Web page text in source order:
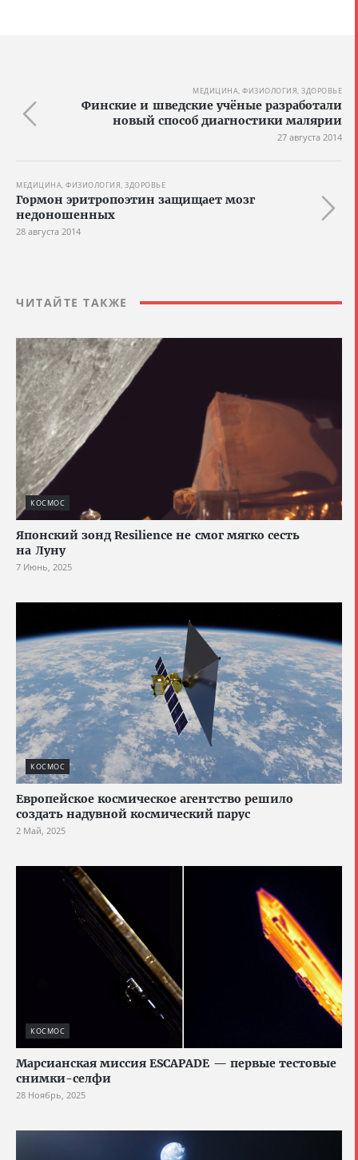
МЕДИЦИНА, ФИЗИОЛОГИЯ, ЗДОРОВЬЕ
Финские и шведские учёные разработали
новый способ диагностики малярии
27 августа 2014
МЕДИЦИНА, ФИЗИОЛОГИЯ, ЗДОРОВЬЕ
Гормон эритропоэтин защищает мозг
недоношенных
28 августа 2014
ЧИТАЙТЕ ТАКЖЕ
КОСМОС
Японский зонд Resilience не смог мягко сесть
на Луну
7 Июнь, 2025
КОСМОС
Европейское космическое агентство решило
создать надувной космический парус
2 Май, 2025
КОСМОС
Марсианская миссия ESCAPADE — первые тестовые
снимки-селфи
28 Ноябрь, 2025